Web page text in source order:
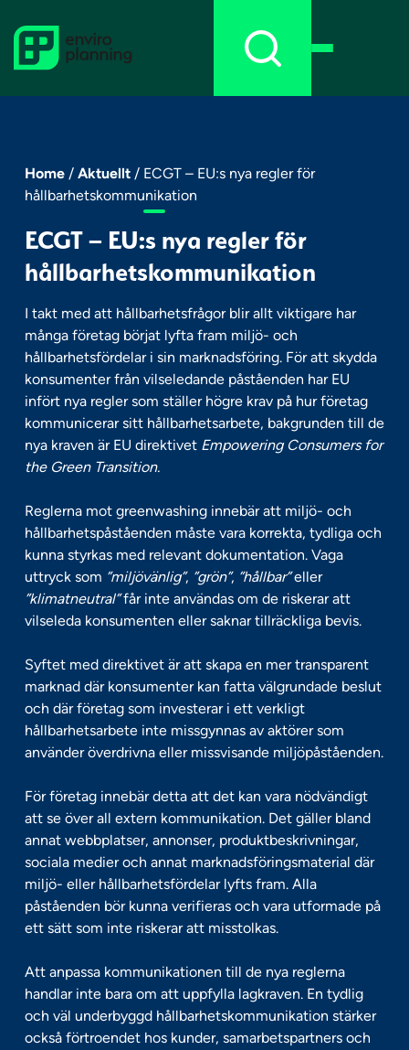
content
Home / Aktuellt / ECGT – EU:s nya regler för
hållbarhetskommunikation
ECGT – EU:s nya regler för
hållbarhetskommunikation
I takt med att hållbarhetsfrågor blir allt viktigare har
många företag börjat lyfta fram miljö- och
hållbarhetsfördelar i sin marknadsföring. För att skydda
konsumenter från vilseledande påståenden har EU
infört nya regler som ställer högre krav på hur företag
kommunicerar sitt hållbarhetsarbete, bakgrunden till de
nya kraven är EU direktivet Empowering Consumers for
the Green Transition.
Reglerna mot greenwashing innebär att miljö- och
hållbarhetspåståenden måste vara korrekta, tydliga och
kunna styrkas med relevant dokumentation. Vaga
uttryck som ”miljövänlig”, ”grön”, ”hållbar”eller
”klimatneutral”får inte användas om de riskerar att
vilseleda konsumenten eller saknar tillräckliga bevis.
Syftet med direktivet är att skapa en mer transparent
marknad där konsumenter kan fatta välgrundade beslut
och där företag som investerar i ett verkligt
hållbarhetsarbete inte missgynnas av aktörer som
använder överdrivna eller missvisande miljöpåståenden.
För företag innebär detta att det kan vara nödvändigt
att se över all extern kommunikation. Det gäller bland
annat webbplatser, annonser, produktbeskrivningar,
sociala medier och annat marknadsföringsmaterial där
miljö- eller hållbarhetsfördelar lyfts fram. Alla
påståenden bör kunna verifieras och vara utformade på
ett sätt som inte riskerar att misstolkas.
Att anpassa kommunikationen till de nya reglerna
handlar inte bara om att uppfylla lagkraven. En tydlig
och väl underbyggd hållbarhetskommunikation stärker
också förtroendet hos kunder, samarbetspartners och